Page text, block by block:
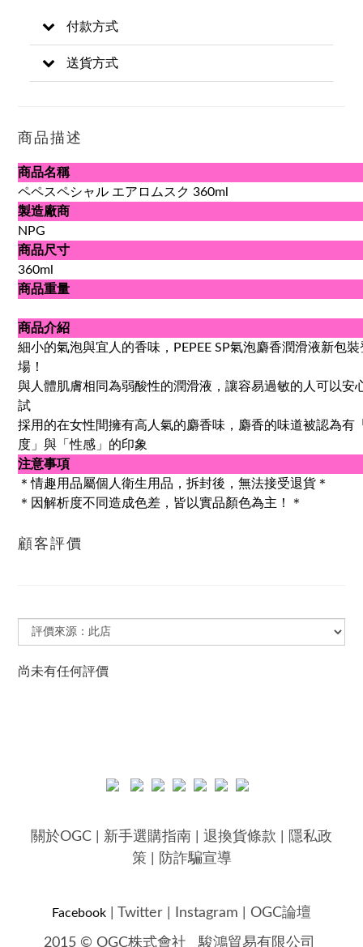
付款方式
送貨方式
商品描述
商品名稱
ペペスペシャル エアロムスク 360ml
製造廠商
NPG
商品尺寸
360ml
商品重量
商品介紹
細小的氣泡與宜人的香味，PEPEE SP氣泡麝香潤滑液新包裝
場！
與人體肌膚相同為弱酸性的潤滑液，讓容易過敏的人可以安
試
採用的在女性間擁有高人氣的麝香味，麝香的味道被認為有
度」與「性感」的印象
注意事項
＊情趣用品屬個人衛生用品，拆封後，無法接受退貨＊
＊因解析度不同造成色差，皆以實品顏色為主！＊
顧客評價
尚未有任何評價
關於OGC 新手選購指南 退換貨條款
隱私政
策
防詐騙宣導
Facebook Twitter Instagram OGC論壇
2015 © OGC株式會社駿鴻貿易有限公司